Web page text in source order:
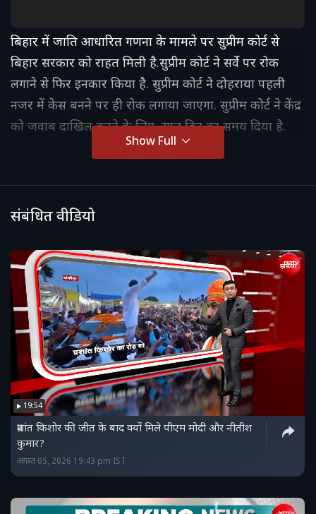
बिहार में जाति आधारित गणना के मामले पर सुप्रीम कोर्ट से
बिहार सरकार को राहत मिली है.सुप्रीम कोर्ट ने सर्वे पर रोक
लगाने से फिर इनकार किया है. सुप्रीम कोर्ट ने दोहराया पहली
नजर में केस बनने पर ही रोक लगाया जाएगा. सुप्रीम कोर्ट ने केंद्र
को जवाब दाखिल करने के लिए सात दिन का समय दिया है.
Show Full
संबंधित वीडियो
19:54
प्रशांत किशोर की जीत के बाद क्यों मिले पीएम मोदी और नीतीश
कुमार?
अगस्त 05, 2026 19:43 pm IST